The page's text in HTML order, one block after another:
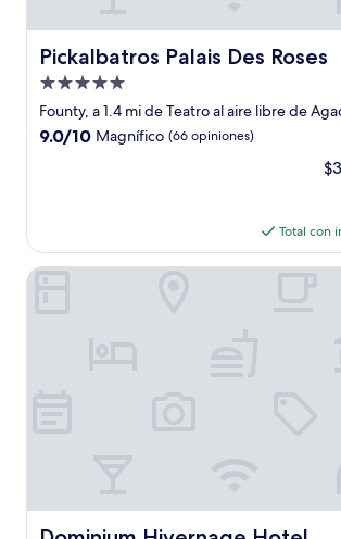
Pickalbatros Palais Des Roses
Pickalbatros Palais Des Roses
Propiedad
de
5.0
Founty, a 1.4 mi de Teatro al aire libre de
9.0
9.0/10 Magnífico (66 opiniones)
Total con
Dominium Hivernage Hotel
Dominium Hivernage Hotel